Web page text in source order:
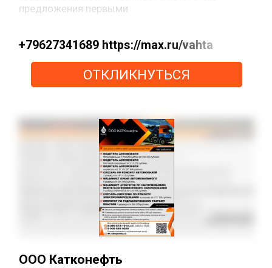
предложения первыми
+79627341689 https://max.ru/vahta
ОТКЛИКНУТЬСЯ
ООО Катконефть